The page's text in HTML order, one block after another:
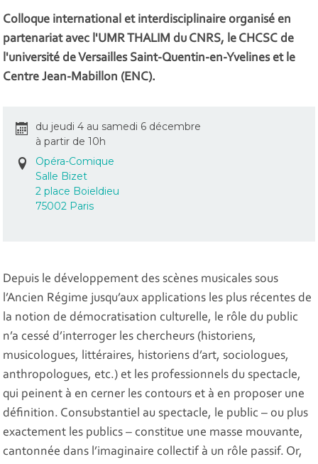
Colloque international et interdisciplinaire organisé en
partenariat avec l'UMR THALIM du CNRS, le CHCSC de
l'université de Versailles Saint-Quentin-en-Yvelines et le
Centre Jean-Mabillon (ENC).
du jeudi 4 au samedi 6 décembre
à partir de 10h
Opéra-Comique
Salle Bizet
2 place Boieldieu
75002 Paris
Depuis le développement des scènes musicales sous
l’Ancien Régime jusqu’aux applications les plus récentes de
la notion de démocratisation culturelle, le rôle du public
n’a cessé d’interroger les chercheurs (historiens,
musicologues, littéraires, historiens d’art, sociologues,
anthropologues, etc.) et les professionnels du spectacle,
qui peinent à en cerner les contours et à en proposer une
définition. Consubstantiel au spectacle, le public – ou plus
exactement les publics – constitue une masse mouvante,
cantonnée dans l’imaginaire collectif à un rôle passif. Or,